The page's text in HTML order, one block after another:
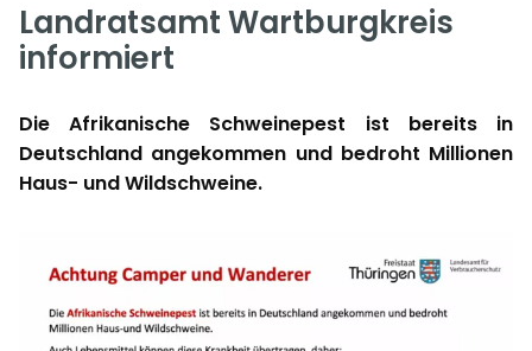
Landratsamt Wartburgkreis
informiert
Die Afrikanische Schweinepest ist bereits in
Deutschland angekommen und bedroht Millionen
Haus- und Wildschweine.